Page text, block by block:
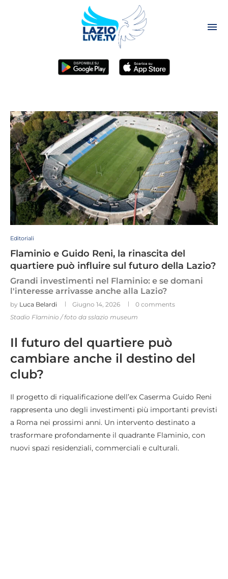
Editoriali
Flaminio e Guido Reni, la rinascita del
quartiere può influire sul futuro della Lazio?
Grandi investimenti nel Flaminio: e se domani
l'interesse arrivasse anche alla Lazio?
by Luca Belardi Giugno 14, 2026
0 comments
Stadio Flaminio / foto da sslazio museum
Il futuro del quartiere può
cambiare anche il destino del
club?
Il progetto di riqualificazione dell’ex Caserma Guido Reni
rappresenta uno degli investimenti più importanti previsti
a Roma nei prossimi anni. Un intervento destinato a
trasformare profondamente il quadrante Flaminio, con
nuovi spazi residenziali, commerciali e culturali.